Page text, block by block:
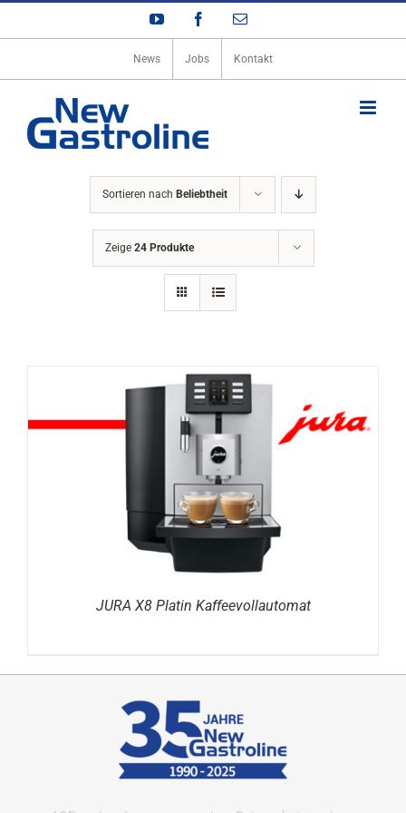
Zum
YouTube Facebook
E-
News Jobs Kontakt
Sortieren nach Beliebtheit
Zeige 24 Produkte
DETAILS
JURA X8 Platin Kaffeevollautomat